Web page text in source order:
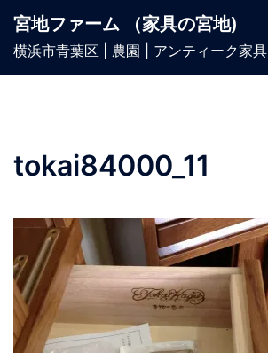
宮地ファーム （家具の宮地)
横浜市青葉区 | 農園 | アンティーク家具
tokai84000_11